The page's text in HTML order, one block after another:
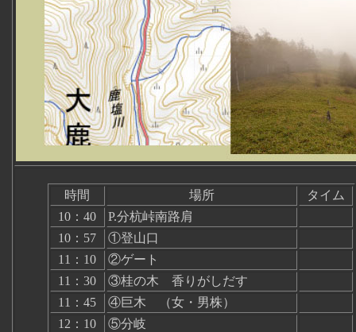
時間 場所
タイム
10：40
P.分杭峠南路肩
10：57
①登山口
11：10
②ゲート
11：30
③桂の木 香りがしだす
11：45
④巨木 （女・男株）
12：10
⑤分岐